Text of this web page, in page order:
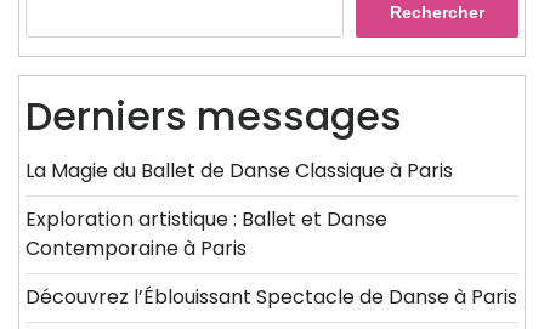
Rechercher
Derniers messages
La Magie du Ballet de Danse Classique à Paris
Exploration artistique : Ballet et Danse
Contemporaine à Paris
Découvrez l’Éblouissant Spectacle de Danse à Paris